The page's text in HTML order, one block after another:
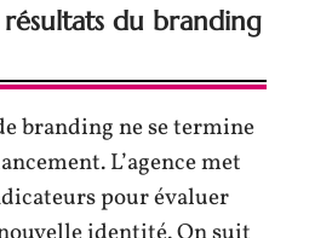
du branding
branding ne se termine
L’agence met
pour évaluer